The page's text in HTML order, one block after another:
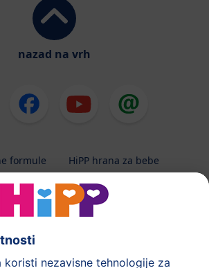
nazad na vrh
formule
HiPP hrana za bebe
HiPP njega
HiPP trudnoća
Terapeutska dijeta
podataka i upute za korištenj